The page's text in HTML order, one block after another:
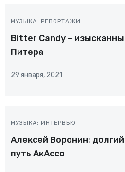
МУЗЫКА: РЕПОРТАЖИ
Bitter Candy –
Питера
29 января, 2021
МУЗЫКА: ИНТЕРВЬЮ
Алексей Воронин:
путь АкАссо